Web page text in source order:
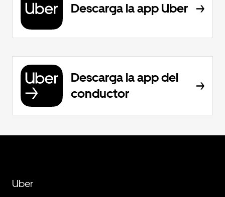
Descarga la app Uber
Descarga la app del
conductor
Uber